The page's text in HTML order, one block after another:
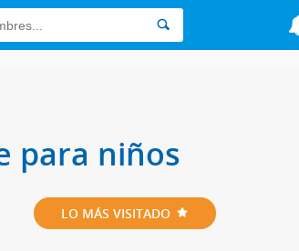
para niños
LO MÁS VISITADO